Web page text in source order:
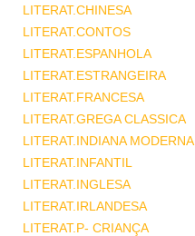
LITERAT.CHINESA
LITERAT.CONTOS
LITERAT.ESPANHOLA
LITERAT.ESTRANGEIRA
LITERAT.FRANCESA
LITERAT.GREGA CLASSICA
LITERAT.INDIANA MODERNA
LITERAT.INFANTIL
LITERAT.INGLESA
LITERAT.IRLANDESA
LITERAT.P- CRIANÇA